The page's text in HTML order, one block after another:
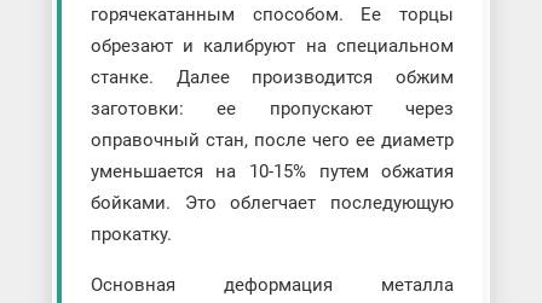
горячекатанным способом. Ее торцы
обрезают и калибруют на специальном
станке. Далее производится обжим
заготовки: ее пропускают через
оправочный стан, после чего ее диаметр
уменьшается на 10-15% путем обжатия
бойками. Это облегчает последующую
прокатку.
Основная деформация металла